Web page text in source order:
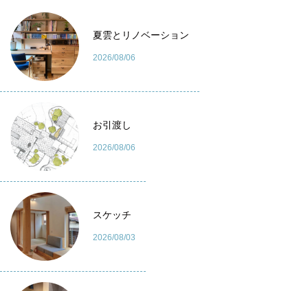
夏雲とリノベーション
2026/08/06
お引渡し
2026/08/06
スケッチ
2026/08/03